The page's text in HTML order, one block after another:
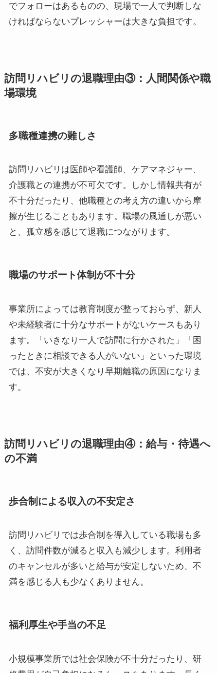
でフォローはあるものの、現場で一人で判断しな
ければならないプレッシャーは大きな負担です。
訪問リハビリの退職理由③：人間関係や職
場環境
多職種連携の難しさ
訪問リハビリは医師や看護師、ケアマネジャー、
介護職との連携が不可欠です。しかし情報共有が
不十分だったり、他職種との考え方の違いから摩
擦が生じることもあります。職場の風通しが悪い
と、孤立感を感じて退職につながります。
職場のサポート体制が不十分
事業所によっては教育制度が整っておらず、新人
や未経験者に十分なサポートがないケースもあり
ます。「いきなり一人で訪問に行かされた」「困
ったときに相談できる人がいない」といった環境
では、不安が大きくなり早期離職の原因になりま
す。
訪問リハビリの退職理由④：給与・待遇へ
の不満
歩合制による収入の不安定さ
訪問リハビリでは歩合制を導入している職場も多
く、訪問件数が減ると収入も減少します。利用者
のキャンセルが多いと給与が安定しないため、不
満を感じる人も少なくありません。
福利厚生や手当の不足
小規模事業所では社会保険が不十分だったり、研